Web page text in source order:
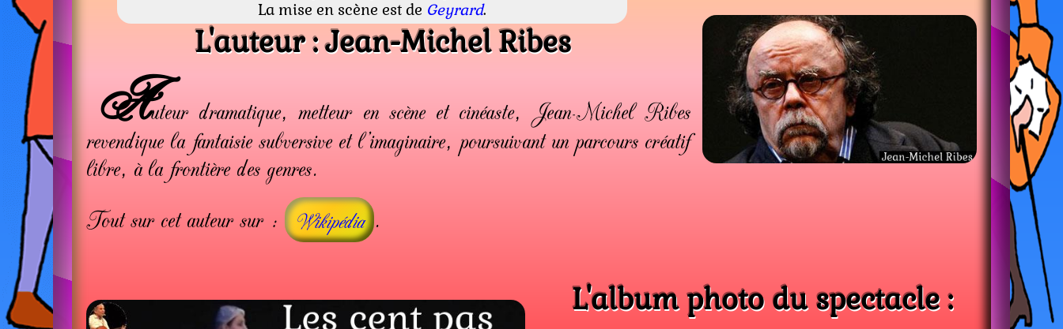
La mise en scène est de Geyrard.
L'auteur : Jean-Michel Ribes
Auteur dramatique, metteur en scène et cinéaste, Jean-Michel Ribes
revendique la fantaisie subversive et l’imaginaire, poursuivant un parcours créatif
libre, à la frontière des genres.
Tout sur cet auteur sur : Wikipédia .
L'album photo du spectacle :